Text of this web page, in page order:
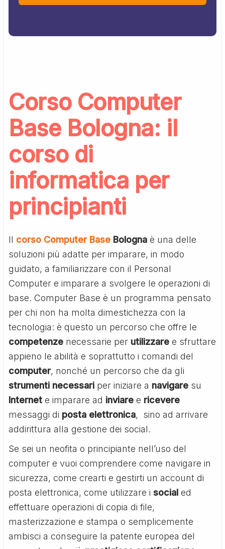
Corso Computer
Base Bologna: il
corso di
informatica per
principianti
Il corso Computer Base Bologna è una delle
soluzioni più adatte per imparare, in modo
guidato, a familiarizzare con il Personal
Computer e imparare a svolgere le operazioni di
base. Computer Base è un programma pensato
per chi non ha molta dimestichezza con la
tecnologia: è questo un percorso che offre le
competenze necessarie per utilizzare e sfruttare
appieno le abilità e soprattutto i comandi del
computer, nonché un percorso che da gli
strumenti necessari per iniziare a navigare su
Internet e imparare ad inviare e ricevere
messaggi di posta elettronica, sino ad arrivare
addirittura alla gestione dei social.
Se sei un neofita o principiante nell’uso del
computer e vuoi comprendere come navigare in
sicurezza, come crearti e gestirti un account di
posta elettronica, come utilizzare isocial ed
effettuare operazioni di copia di file,
masterizzazione e stampa o semplicemente
ambisci a conseguire la patente europea del